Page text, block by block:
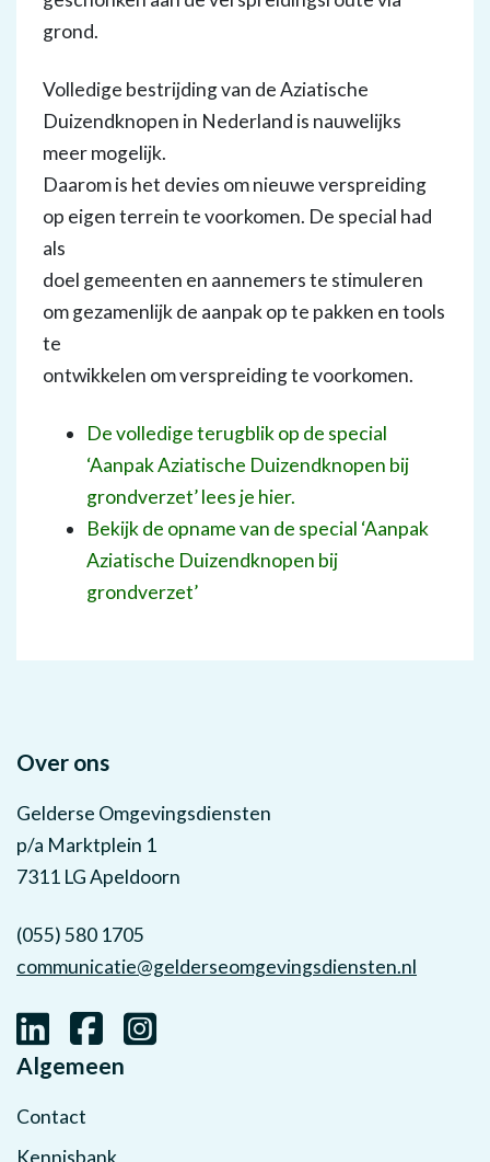
grond.
Volledige bestrijding van de Aziatische
Duizendknopen in Nederland is nauwelijks
meer mogelijk.
Daarom is het devies om nieuwe verspreiding
op eigen terrein te voorkomen. De special had
als
doel gemeenten en aannemers te stimuleren
om gezamenlijk de aanpak op te pakken en tools
te
ontwikkelen om verspreiding te voorkomen.
De volledige terugblik op de special
‘Aanpak Aziatische Duizendknopen bij
grondverzet’ lees je hier.
Bekijk de opname van de special ‘Aanpak
Aziatische Duizendknopen bij
grondverzet’
Over ons
Gelderse Omgevingsdiensten
p/a Marktplein 1
7311 LG Apeldoorn
(055) 580 1705
communicatie@gelderseomgevingsdiensten.nl
Algemeen
Contact
Kennisbank